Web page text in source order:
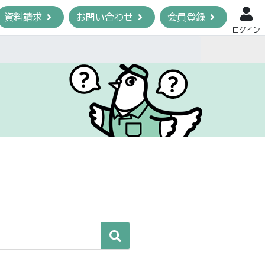
資料請求 お問い合わせ 会員登録
ログイン